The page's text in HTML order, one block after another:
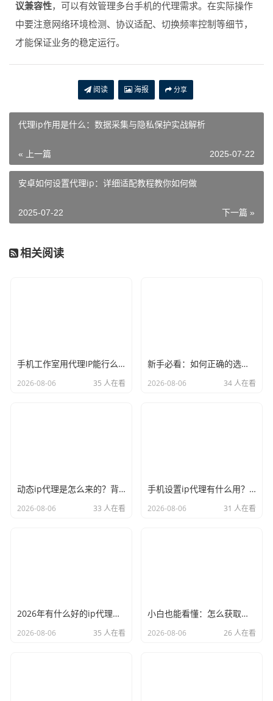
议兼容性，可以有效管理多台手机的代理需求。在实际操作
中要注意网络环境检测、协议适配、切换频率控制等细节，
才能保证业务的稳定运行。
阅读 海报 分享
代理ip作用是什么：数据采集与隐私保护实战解析
« 上一篇 2025-07-22
安卓如何设置代理ip：详细适配教程教你如何做
下一篇 »
2025-07-22
相关阅读
手机工作室用代理IP能行么？过来人的经验告诉你答案
2026-08-06 35 人在看
新手必看：如何正确的选择代理ip软件，别再交智商税了
2026-08-06 34 人在看
动态ip代理是怎么来的？背后的原理比你想象的精彩
2026-08-06 33 人在看
手机设置ip代理有什么用？不只是改定位那么简单
2026-08-06 31 人在看
2026年有什么好的ip代理软件？亲测后我只推荐这几个
2026-08-06 35 人在看
小白也能看懂：怎么获取代理ip和端口号，一步步教会你
2026-08-06 26 人在看